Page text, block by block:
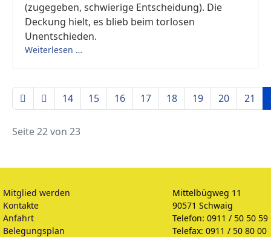
(zugegeben, schwierige Entscheidung). Die
Deckung hielt, es blieb beim torlosen
Unentschieden.
Weiterlesen …
14 15 16 17 18 19 20 21
Seite 22 von 23
Mitglied werden
Kontakte
Anfahrt
Belegungsplan
Mittelbügweg 11
90571 Schwaig
Telefon: 0911 / 50 50 59
Telefax: 0911 / 50 80 00